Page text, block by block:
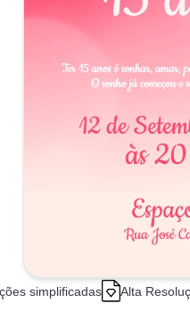
simplificadas Alta